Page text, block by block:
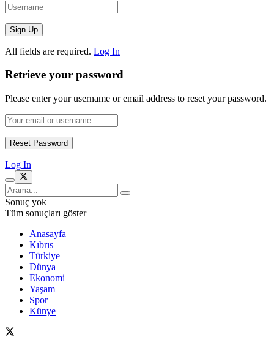
All fields are required. Log In
Retrieve your password
Please enter your username or email address to reset your password.
Log In
Sonuç yok
Tüm sonuçları göster
Anasayfa
Kıbrıs
Türkiye
Dünya
Ekonomi
Yaşam
Spor
Künye